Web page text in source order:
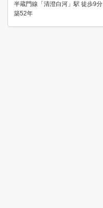
半蔵門線「清澄白河」駅 徒歩9分
築52年